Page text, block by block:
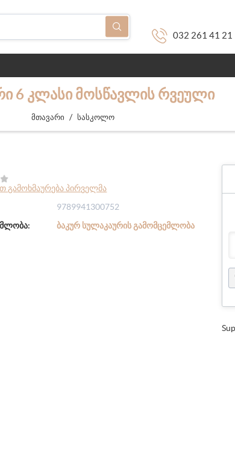
032 261 41 21
6 ᲙᲚᲐᲡᲘ ᲛᲝᲡᲬᲐᲕᲚᲘᲡ ᲠᲕᲔᲣᲚᲘ
მთავარი / სასკოლო
გამოხმაურება პირველმა
9789941300752
ᲑᲐᲙᲣᲠ ᲡᲣᲚᲐᲙᲐᲣᲠᲘᲡ ᲒᲐᲛᲝᲛᲪᲔᲛᲚᲝᲑᲐ